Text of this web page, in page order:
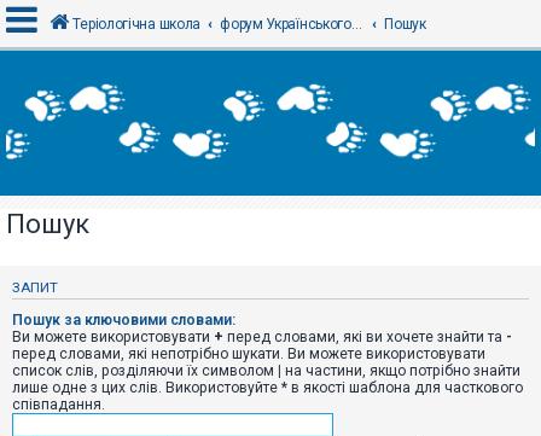
х
і
Р
с
р
а
ц
і
я
Теріологічна школа форум Українського теріологічного товариства Пошук
Пошук
ЗАПИТ
Пошук за ключовими словами:
Ви можете використовувати + перед словами, які ви хочете знайти та -
перед словами, які непотрібно шукати. Ви можете використовувати
список слів, розділяючи їх символом | на частини, якщо потрібно знайти
лише одне з цих слів. Використовуйте * в якості шаблона для часткового
співпадання.